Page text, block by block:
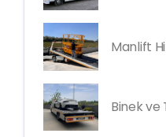
Manlift
Binek ve